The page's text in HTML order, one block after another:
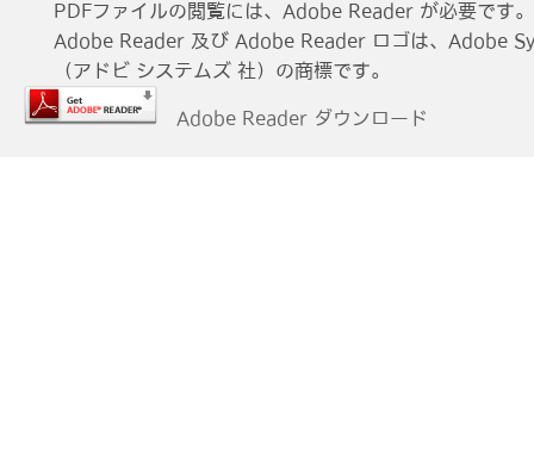
PDFファイルの閲覧には、Adobe Reader が必要です。
Adobe Reader 及び Adobe Reader ロゴは、Adobe
（アドビ システムズ 社）の商標です。
Adobe Reader ダウンロード